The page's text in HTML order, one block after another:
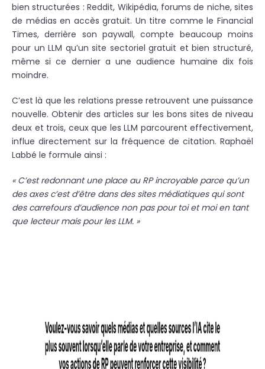
bien structurées : Reddit, Wikipédia, forums de niche, sites
de médias en accès gratuit. Un titre comme le Financial
Times, derrière son paywall, compte beaucoup moins
pour un LLM qu’un site sectoriel gratuit et bien structuré,
même si ce dernier a une audience humaine dix fois
moindre.
C’est là que les relations presse retrouvent une puissance
nouvelle. Obtenir des articles sur les bons sites de niveau
deux et trois, ceux que les LLM parcourent effectivement,
influe directement sur la fréquence de citation. Raphaël
Labbé le formule ainsi :
« C’est redonnant une place au RP incroyable parce qu’un
des axes c’est d’être dans des sites médiatiques qui sont
des carrefours d’audience non pas pour toi et moi en tant
que lecteur mais pour les LLM. »